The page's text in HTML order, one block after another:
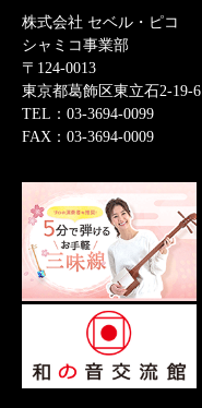
株式会社 セベル・ピコ
シャミコ事業部
〒124-0013
東京都葛飾区東立石2-19-6
TEL：03-3694-0099
FAX：03-3694-0009